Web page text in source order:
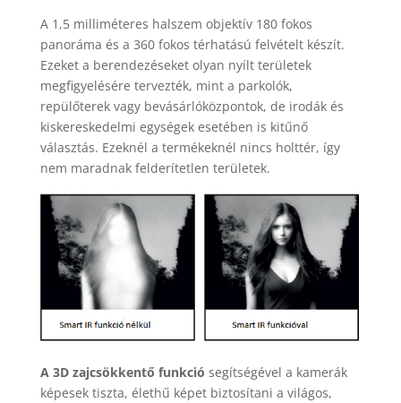
A 1,5 milliméteres halszem objektív 180 fokos
panoráma és a 360 fokos térhatású felvételt készít.
Ezeket a berendezéseket olyan nyílt területek
megfigyelésére tervezték, mint a parkolók,
repülőterek vagy bevásárlóközpontok, de irodák és
kiskereskedelmi egységek esetében is kitűnő
választás. Ezeknél a termékeknél nincs holttér, így
nem maradnak felderítetlen területek.
A 3D zajcsökkentő funkció segítségével a kamerák
képesek tiszta, élethű képet biztosítani a világos,